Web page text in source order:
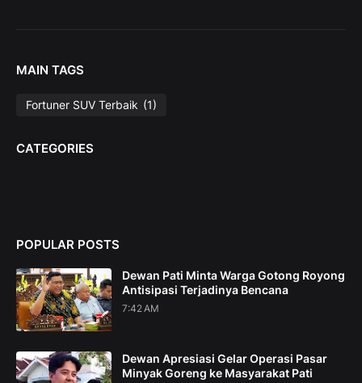
MAIN TAGS
Fortuner SUV Terbaik (1)
CATEGORIES
POPULAR POSTS
Dewan Pati Minta Warga Gotong Royong
Antisipasi Terjadinya Bencana
7:42 AM
Dewan Apresiasi Gelar Operasi Pasar
Minyak Goreng ke Masyarakat Pati